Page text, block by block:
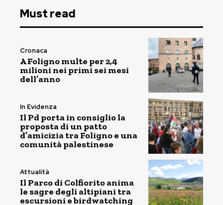
Must read
Cronaca
A Foligno multe per 2,4
milioni nei primi sei mesi
dell’anno
In Evidenza
Il Pd porta in consiglio la
proposta di un patto
d’amicizia tra Foligno e una
comunità palestinese
Attualità
Il Parco di Colfiorito anima
le sagre degli altipiani tra
escursioni e birdwatching